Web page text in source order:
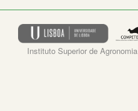
Instituto Superior de Agronomia